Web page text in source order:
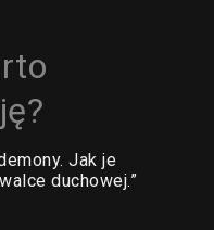
Jak je
duchowej.”